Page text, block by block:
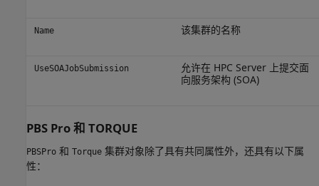
Name 该集群的名称
UseSOAJobSubmission
允许在 HPC Server 上提交面
向服务架构 (SOA)
PBS Pro和 TORQUE
PBSPro 和 Torque 集群对象除了具有共同属性外，还具有以下属
性：